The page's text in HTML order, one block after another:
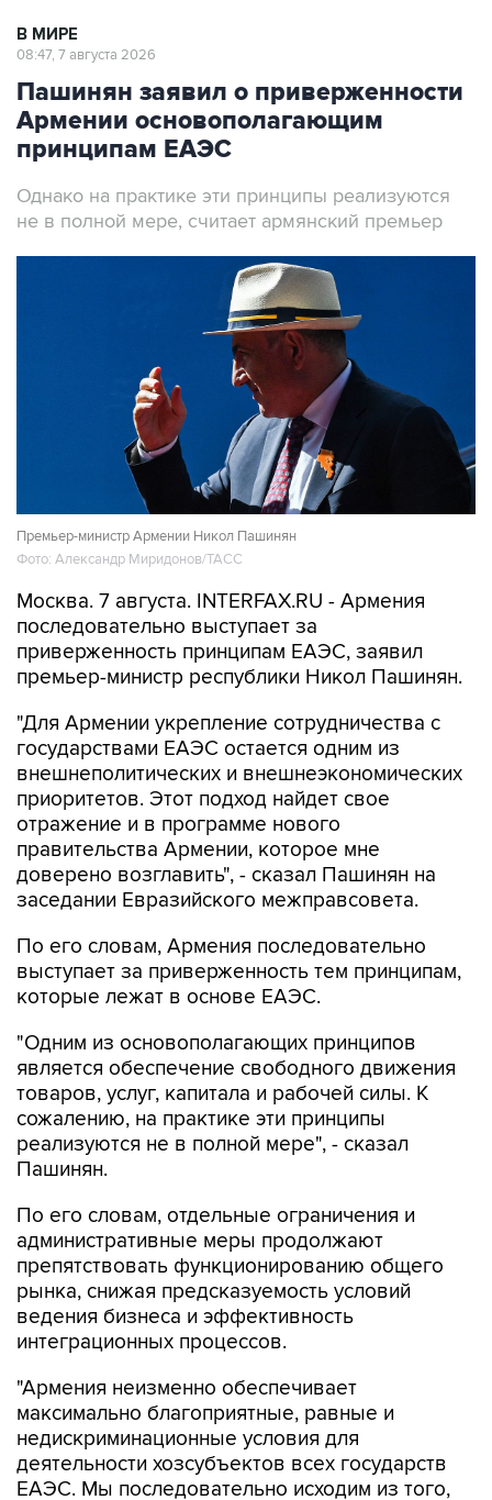
В МИРЕ
08:47, 7 августа 2026
Пашинян заявил о приверженности
Армении основополагающим
принципам ЕАЭС
Однако на практике эти принципы реализуются
не в полной мере, считает армянский премьер
Премьер-министр Армении Никол Пашинян
Фото: Александр Миридонов/ТАСС
Москва. 7 августа. INTERFAX.RU - Армения
последовательно выступает за
приверженность принципам ЕАЭС, заявил
премьер-министр республики Никол Пашинян.
"Для Армении укрепление сотрудничества с
государствами ЕАЭС остается одним из
внешнеполитических и внешнеэкономических
приоритетов. Этот подход найдет свое
отражение и в программе нового
правительства Армении, которое мне
доверено возглавить", - сказал Пашинян на
заседании Евразийского межправсовета.
По его словам, Армения последовательно
выступает за приверженность тем принципам,
которые лежат в основе ЕАЭС.
"Одним из основополагающих принципов
является обеспечение свободного движения
товаров, услуг, капитала и рабочей силы. К
сожалению, на практике эти принципы
реализуются не в полной мере", - сказал
Пашинян.
По его словам, отдельные ограничения и
административные меры продолжают
препятствовать функционированию общего
рынка, снижая предсказуемость условий
ведения бизнеса и эффективность
интеграционных процессов.
"Армения неизменно обеспечивает
максимально благоприятные, равные и
недискриминационные условия для
деятельности хозсубъектов всех государств
ЕАЭС. Мы последовательно исходим из того,